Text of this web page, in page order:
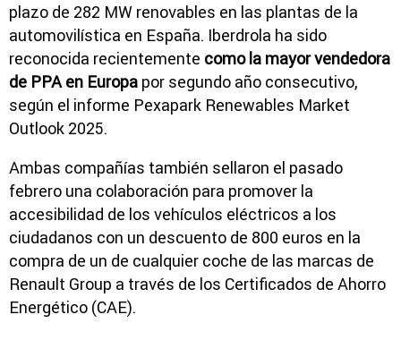
plazo de 282 MW renovables en las plantas de la
automovilística en España. Iberdrola ha sido
reconocida recientemente como la mayor vendedora
de PPA en Europa por segundo año consecutivo,
según el informe Pexapark Renewables Market
Outlook 2025.
Ambas compañías también sellaron el pasado
febrero una colaboración para promover la
accesibilidad de los vehículos eléctricos a los
ciudadanos con un descuento de 800 euros en la
compra de un de cualquier coche de las marcas de
Renault Group a través de los Certificados de Ahorro
Energético (CAE).